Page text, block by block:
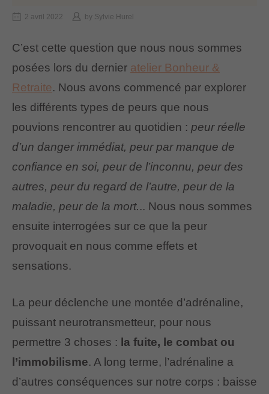
2 avril 2022 by Sylvie Hurel
C’est cette question que nous nous sommes
posées lors du dernier atelier Bonheur &
Retraite. Nous avons commencé par explorer
les différents types de peurs que nous
pouvions rencontrer au quotidien : peur réelle
d’un danger immédiat, peur par manque de
confiance en soi, peur de l’inconnu, peur des
autres, peur du regard de l’autre, peur de la
maladie, peur de la mort... Nous nous sommes
ensuite interrogées sur ce que la peur
provoquait en nous comme effets et
sensations.
La peur déclenche une montée d’adrénaline,
puissant neurotransmetteur, pour nous
permettre 3 choses : la fuite, le combat ou
l’immobilisme. A long terme, l’adrénaline a
d’autres conséquences sur notre corps : baisse